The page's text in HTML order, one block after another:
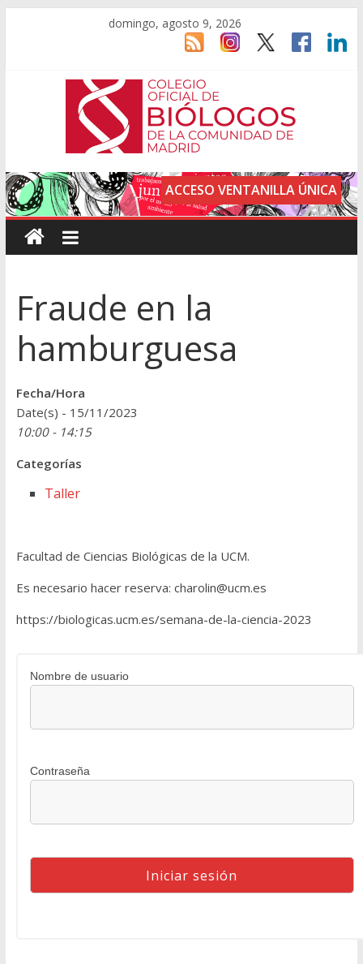
domingo, agosto 9, 2026
ACCESO VENTANILLA ÚNICA
Fraude en la
hamburguesa
Fecha/Hora
Date(s) - 15/11/2023
10:00 - 14:15
Categorías
Taller
Facultad de Ciencias Biológicas de la UCM.
Es necesario hacer reserva: charolin@ucm.es
https://biologicas.ucm.es/semana-de-la-ciencia-2023
Nombre de usuario
Contraseña